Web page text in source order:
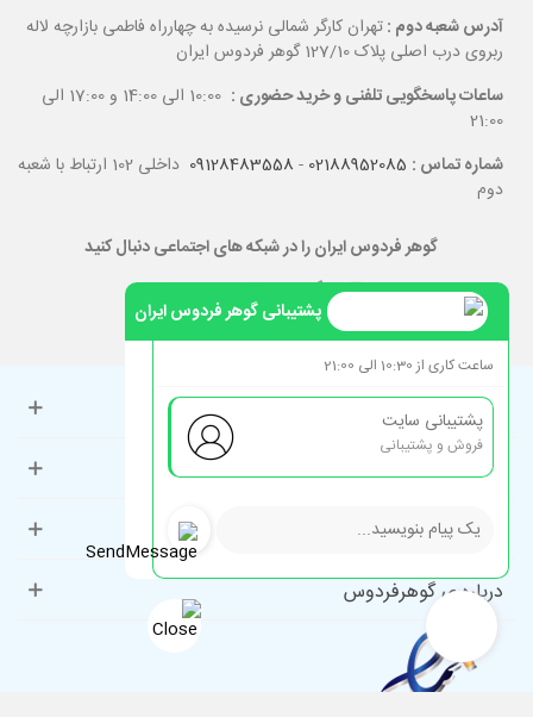
آدرس شعبه دوم :تهران کارگر شمالی نرسیده به چهارراه فاطمی بازارچه لاله
ربروی درب اصلی پلاک 127/10 گوهر فردوس ایران
ساعات پاسخگویی تلفنی و خرید حضوری :
10:00 الی 14:00 و 17:00 الی
21:00
شماره تماس : 02188952085
-
09128483558
داخلی 102 ارتباط با شعبه
دوم
گوهر فردوس ایران را در شبکه های اجتماعی دنبال کنید
حساب کاربری
راهنمای مشتریان
دسته‌بندی‌های پرطرفدار
درباره ی گوهرفردوس
پشتیبانی گوهر فردوس ایران
ساعت کاری از 10:30 الی 21:00
پشتیبانی سایت
فروش و پشتیبانی